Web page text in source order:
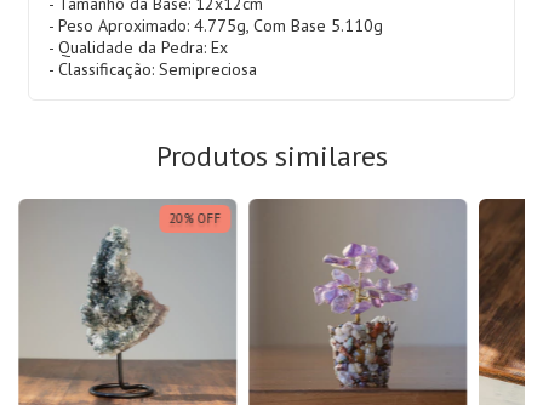
- Peso Aproximado: 4.775g, Com Base 5.110g
- Qualidade da Pedra: Ex
- Classificação: Semipreciosa
Produtos similares
20% OFF